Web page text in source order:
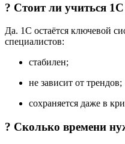
? Стоит ли учиться
Да. 1С остаётся ключевой
специалистов:
стабилен;
не зависит от трендов;
сохраняется даже в
? Сколько времени